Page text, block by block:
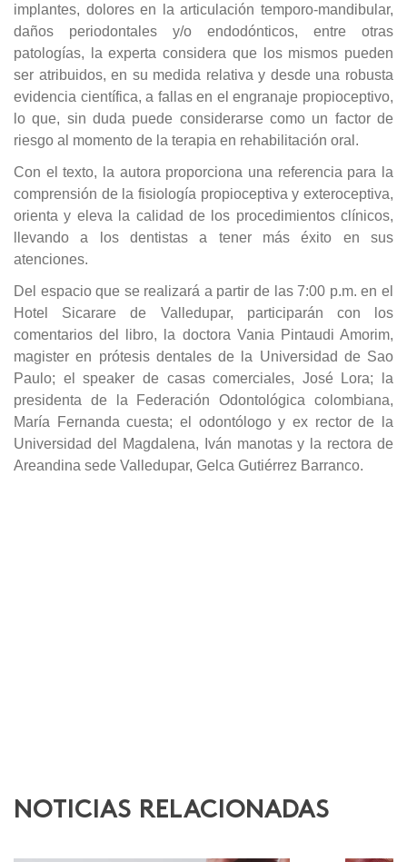
implantes, dolores en la articulación temporo-mandibular,
daños periodontales y/o endodónticos, entre otras
patologías, la experta considera que los mismos pueden
ser atribuidos, en su medida relativa y desde una robusta
evidencia científica, a fallas en el engranaje propioceptivo,
lo que, sin duda puede considerarse como un factor de
riesgo al momento de la terapia en rehabilitación oral.
Con el texto, la autora proporciona una referencia para la
comprensión de la fisiología propioceptiva y exteroceptiva,
orienta y eleva la calidad de los procedimientos clínicos,
llevando a los dentistas a tener más éxito en sus
atenciones.
Del espacio que se realizará a partir de las 7:00 p.m. en el
Hotel Sicarare de Valledupar, participarán con los
comentarios del libro, la doctora Vania Pintaudi Amorim,
magister en prótesis dentales de la Universidad de Sao
Paulo; el speaker de casas comerciales, José Lora; la
presidenta de la Federación Odontológica colombiana,
María Fernanda cuesta; el odontólogo y ex rector de la
Universidad del Magdalena, Iván manotas y la rectora de
Areandina sede Valledupar, Gelca Gutiérrez Barranco.
NOTICIAS RELACIONADAS